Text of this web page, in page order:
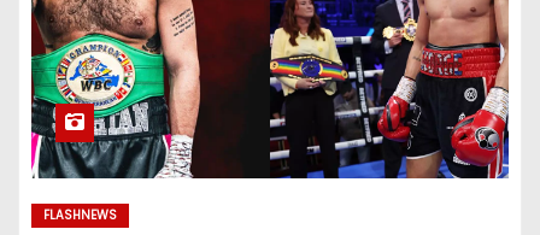
FLASHNEWS